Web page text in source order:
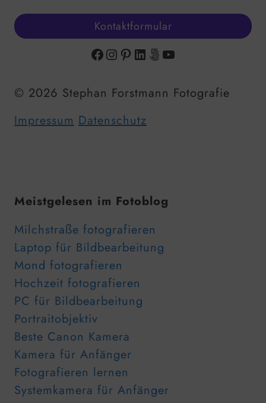
Kontaktformular
Facebook
Instagram
Pinterest
LinkedIn
500px
YouTube
© 2026 Stephan Forstmann Fotografie
Impressum Datenschutz
Meistgelesen im Fotoblog
Milchstraße fotografieren
Laptop für Bildbearbeitung
Mond fotografieren
Hochzeit fotografieren
PC für Bildbearbeitung
Portraitobjektiv
Beste Canon Kamera
Kamera für Anfänger
Fotografieren lernen
Systemkamera für Anfänger